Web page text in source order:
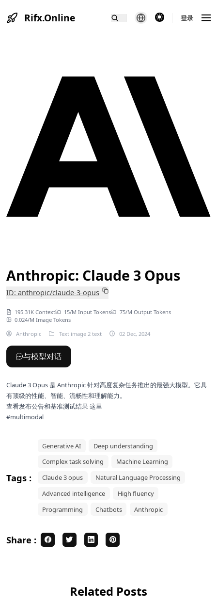
Rifx.Online theme switcher登录
Anthropic: Claude 3 Opus
ID: anthropic/claude-3-opus
195.31K Context 15/M Input Tokens
75/M Output Tokens
0.024/M Image Tokens
Anthropic
Text image 2 text 02 Dec, 2024
与模型对话
Claude 3 Opus 是 Anthropic 针对高度复杂任务推出的最强大模型。它具
有顶级的性能、智能、流畅性和理解能力。
查看发布公告和基准测试结果这里
#multimodal
Tags :
Generative AI
Deep understanding
Complex task solving
Machine Learning
Claude 3 opus
Natural Language Processing
Advanced intelligence
High fluency
Programming
Chatbots Anthropic
Share :
Related Posts